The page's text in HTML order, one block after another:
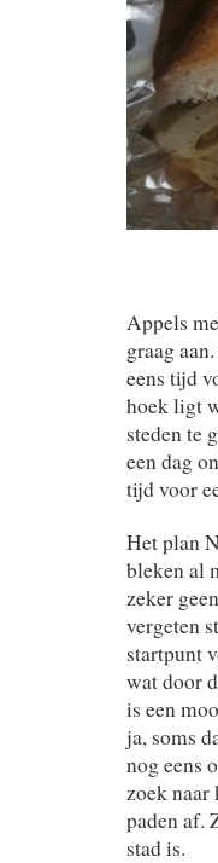
Appels
graag
eens tijd
hoek ligt
steden te
een dag
tijd voor
Het plan
bleken al
zeker
vergeten
startpunt
wat door
is een
ja, soms
nog eens
zoek naar
paden af.
stad is.